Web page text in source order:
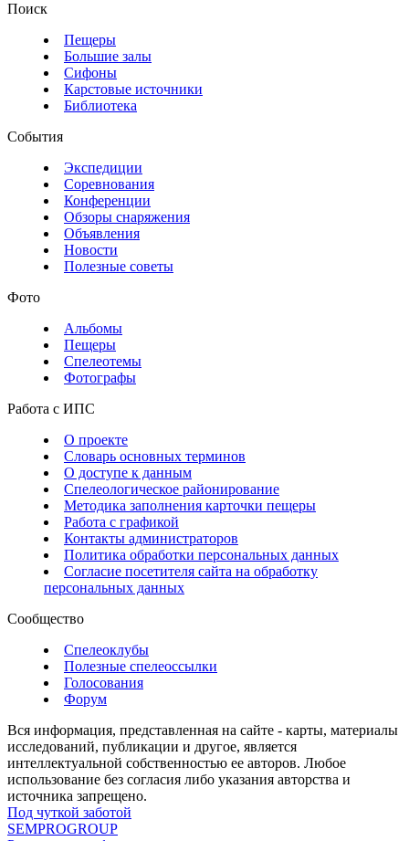
Поиск
Пещеры
Большие залы
Сифоны
Карстовые источники
Библиотека
События
Экспедиции
Соревнования
Конференции
Обзоры снаряжения
Объявления
Новости
Полезные советы
Фото
Альбомы
Пещеры
Спелеотемы
Фотографы
Работа с ИПС
О проекте
Словарь основных терминов
О доступе к данным
Спелеологическое районирование
Методика заполнения карточки пещеры
Работа с графикой
Контакты администраторов
Политика обработки персональных данных
Согласие посетителя сайта на обработку
персональных данных
Сообщество
Спелеоклубы
Полезные спелеоссылки
Голосования
Форум
Вся информация, представленная на сайте - карты, материалы
исследований, публикации и другое, является
интеллектуальной собственностью ее авторов. Любое
использование без согласия либо указания авторства и
источника запрещено.
Под чуткой заботой
SEMPROGROUP